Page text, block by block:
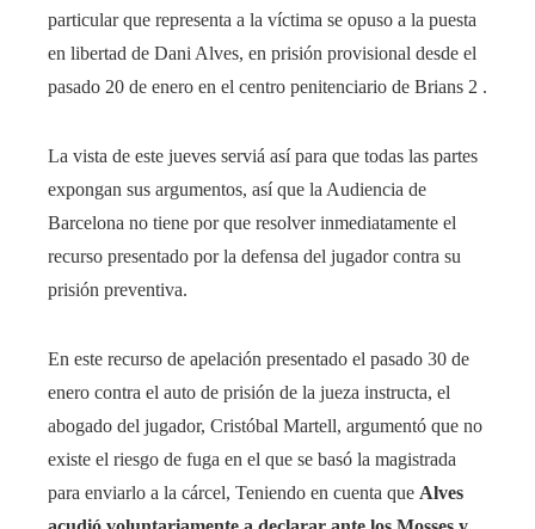
particular que representa a la víctima se opuso a la puesta
en libertad de Dani Alves, en prisión provisional desde el
pasado 20 de enero en el centro penitenciario de Brians 2 .
La vista de este jueves serviá así para que todas las partes
expongan sus argumentos, así que la Audiencia de
Barcelona no tiene por que resolver inmediatamente el
recurso presentado por la defensa del jugador contra su
prisión preventiva.
En este recurso de apelación presentado el pasado 30 de
enero contra el auto de prisión de la jueza instructa, el
abogado del jugador, Cristóbal Martell, argumentó que no
existe el riesgo de fuga en el que se basó la magistrada
para enviarlo a la cárcel, Teniendo en cuenta que Alves